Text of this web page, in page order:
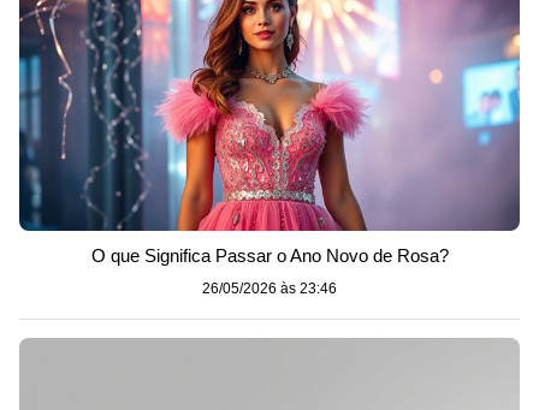
O que Significa Passar o Ano Novo de Rosa?
26/05/2026 às 23:46